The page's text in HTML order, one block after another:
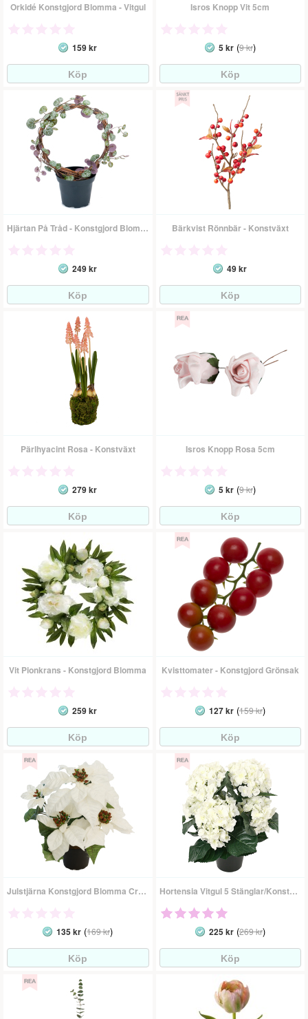
Orkidé Konstgjord Blomma - Vitgul
159 kr
Isros Knopp Vit 5cm
5 kr(9 kr)
Hjärtan På Tråd - Konstgjord Blomma
249 kr
Bärkvist Rönnbär - Konstväxt
49 kr
Pärlhyacint Rosa - Konstväxt
279 kr
Isros Knopp Rosa 5cm
5 kr(9 kr)
Vit Pionkrans - Konstgjord Blomma
259 kr
Kvisttomater - Konstgjord Grönsak
127 kr(159 kr)
Julstjärna Konstgjord Blomma Cremevit
135 kr (169 kr)
Hortensia Vitgul 5 Stänglar/Konstgjord Blomma
225 kr(269 kr)